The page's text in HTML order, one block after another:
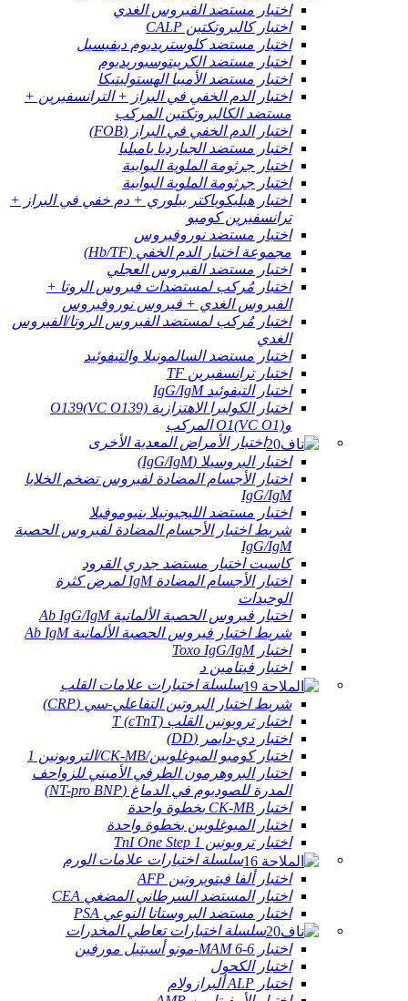
اختبار مستضد الفيروس الغدي
اختبار كالبروتكتين CALP
اختبار مستضد كلوستريديوم ديفيسيل
اختبار مستضد الكريبتوسبوريديوم
اختبار مستضد الأميبا الهستوليتيكا
اختبار الدم الخفي في البراز + الترانسفيرين +
مستضد الكالبروتكتين المركب
اختبار الدم الخفي في البراز (FOB)
اختبار مستضد الجيارديا يامبليا
اختبار جرثومة الملوية البوابية
اختبار جرثومة الملوية البوابية
اختبار هيليكوباكتر بيلوري + دم خفي في البراز +
ترانسفيرين كومبو
اختبار مستضد نوروفيروس
مجموعة اختبار الدم الخفي (Hb/TF)
اختبار مستضد الفيروس العجلي
اختبار مُركب لمستضدات فيروس الروتا +
الفيروس الغدي + فيروس نوروفيروس
اختبار مُركب لمستضد الفيروس الروتا/الفيروس
الغدي
اختبار مستضد السالمونيلا والتيفوئيد
اختبار ترانسفيرين TF
اختبار التيفوئيد IgG/IgM
اختبار الكوليرا الاهتزازية O139(VC O139)
وO1(VC O1) المركب
اختبار الأمراض المعدية الأخرى
اختبار البروسيلا (IgG/IgM)
اختبار الأجسام المضادة لفيروس تضخم الخلايا
IgG/IgM
اختبار مستضد الليجيونيلا بنيوموفيلا
شريط اختبار الأجسام المضادة لفيروس الحصبة
IgG/IgM
كاسيت اختبار مستضد جدري القرود
اختبار الأجسام المضادة IgM لمرض كثرة
الوحيدات
اختبار فيروس الحصبة الألمانية Ab IgG/IgM
شريط اختبار فيروس الحصبة الألمانية Ab IgM
اختبار Toxo IgG/IgM
اختبار فيتامين د
سلسلة اختبارات علامات القلب
شريط اختبار البروتين التفاعلي-سي (CRP)
اختبار تروبونين القلب T (cTnT)
اختبار دي-دايمر (DD)
اختبار كومبو الميوغلوبين/CK-MB/التروبونين 1
اختبار البروهرمون الطرفي الأميني للزواحف
المدرة للصوديوم في الدماغ (NT-pro BNP)
اختبار CK-MB بخطوة واحدة
اختبار الميوغلوبين بخطوة واحدة
اختبار تروبونين TnI One Step 1
سلسلة اختبارات علامات الورم
اختبار ألفا فيتوبروتين AFP
اختبار المستضد السرطاني المضغي CEA
اختبار مستضد البروستاتا النوعي PSA
سلسلة اختبارات تعاطي المخدرات
اختبار 6-MAM 6-مونو أسيتيل مورفين
اختبار الكحول
اختبار ALP ألبرازولام